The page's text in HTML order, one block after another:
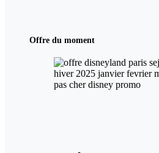
Offre du moment